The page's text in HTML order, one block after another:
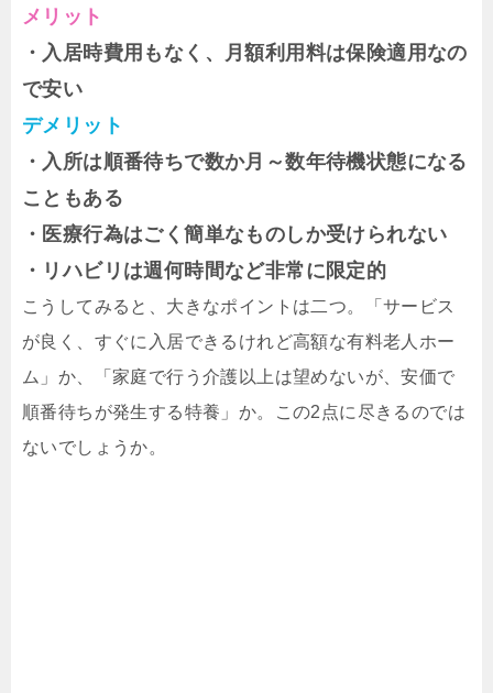
メリット
・入居時費用もなく、月額利用料は保険適用なの
で安い
デメリット
・入所は順番待ちで数か月～数年待機状態になる
こともある
・医療行為はごく簡単なものしか受けられない
・リハビリは週何時間など非常に限定的
こうしてみると、大きなポイントは二つ。「サービス
が良く、すぐに入居できるけれど高額な有料老人ホー
ム」か、「家庭で行う介護以上は望めないが、安価で
順番待ちが発生する特養」か。この2点に尽きるのでは
ないでしょうか。